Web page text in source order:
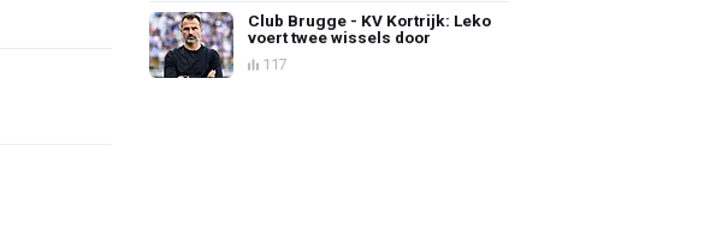
Club Brugge - KV Kortrijk: Leko
voert twee wissels door
117